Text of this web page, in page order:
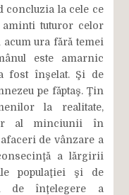
concluzia la cele ce
tuturor celor
ura fără temei
este amarnic
fost înşelat. Şi de
pe făptaş. Ţin
la realitate,
al minciunii în
de vânzare a
a lărgirii
populaţiei şi de
de înţelegere a